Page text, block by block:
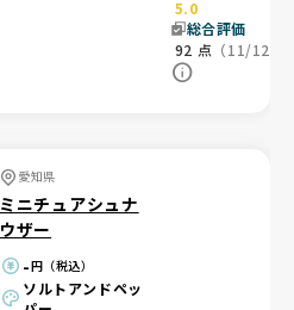
5.0
総合評価
92 点 （11/12）
愛知県
ミニチュアシュナ
ウザー
-円（税込）
ソルトアンドペッ